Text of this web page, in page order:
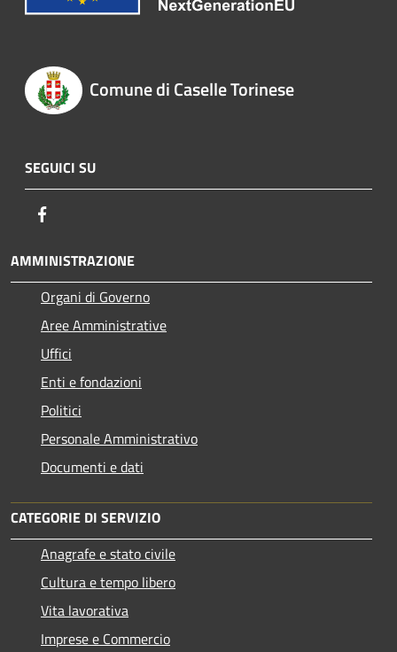
Comune di Caselle Torinese
SEGUICI SU
AMMINISTRAZIONE
Organi di Governo
Aree Amministrative
Uffici
Enti e fondazioni
Politici
Personale Amministrativo
Documenti e dati
CATEGORIE DI SERVIZIO
Anagrafe e stato civile
Cultura e tempo libero
Vita lavorativa
Imprese e Commercio